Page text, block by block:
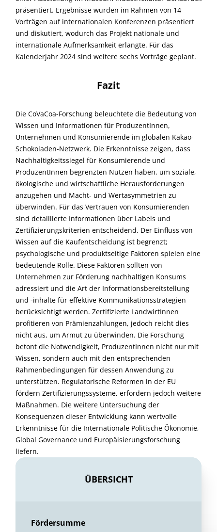
präsentiert. Ergebnisse wurden im Rahmen von 14
Vorträgen auf internationalen Konferenzen präsentiert
und diskutiert, wodurch das Projekt nationale und
internationale Aufmerksamkeit erlangte. Für das
Kalenderjahr 2024 sind weitere sechs Vorträge geplant.
Fazit
Die CoVaCoa-Forschung beleuchtete die Bedeutung von
Wissen und Informationen für ProduzentInnen,
Unternehmen und Konsumierende im globalen Kakao-
Schokoladen-Netzwerk. Die Erkenntnisse zeigen, dass
Nachhaltigkeitssiegel für Konsumierende und
ProduzentInnen begrenzten Nutzen haben, um soziale,
ökologische und wirtschaftliche Herausforderungen
anzugehen und Macht- und Wertasymmetrien zu
überwinden. Für das Vertrauen von Konsumierenden
sind detaillierte Informationen über Labels und
Zertifizierungskriterien entscheidend. Der Einfluss von
Wissen auf die Kaufentscheidung ist begrenzt;
psychologische und produktseitige Faktoren spielen eine
bedeutende Rolle. Diese Faktoren sollten von
Unternehmen zur Förderung nachhaltigen Konsums
adressiert und die Art der Informationsbereitstellung
und -inhalte für effektive Kommunikationsstrategien
berücksichtigt werden. Zertifizierte LandwirtInnen
profitieren von Prämienzahlungen, jedoch reicht dies
nicht aus, um Armut zu überwinden. Die Forschung
betont die Notwendigkeit, ProduzentInnen nicht nur mit
Wissen, sondern auch mit den entsprechenden
Rahmenbedingungen für dessen Anwendung zu
unterstützen. Regulatorische Reformen in der EU
fördern Zertifizierungssysteme, erfordern jedoch weitere
Maßnahmen. Die weitere Untersuchung der
Konsequenzen dieser Entwicklung kann wertvolle
Erkenntnisse für die Internationale Politische Ökonomie,
Global Governance und Europäisierungsforschung
liefern.
ÜBERSICHT
Fördersumme